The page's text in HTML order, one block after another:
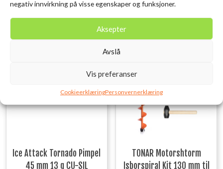
negativ innvirkning på visse egenskaper og funksjoner.
Aksepter
Avslå
Vis preferanser
CookieerklæringPersonvernerklæring
Relaterte produkter
Ice Attack Tornado Pimpel
45 mm 13 g CU-SIL
TONAR Motorshtorm
Isborspiral Kit 130 mm til